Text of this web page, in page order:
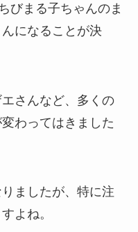
びまる子ちゃんのま
になることが決
さんなど、多くの
わってはきました
ましたが、特に注
よね。